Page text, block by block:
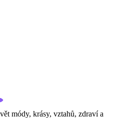
módy, krásy, vztahů, zdraví a